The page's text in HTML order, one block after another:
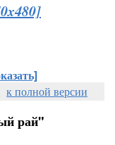
к полной версии
рай"